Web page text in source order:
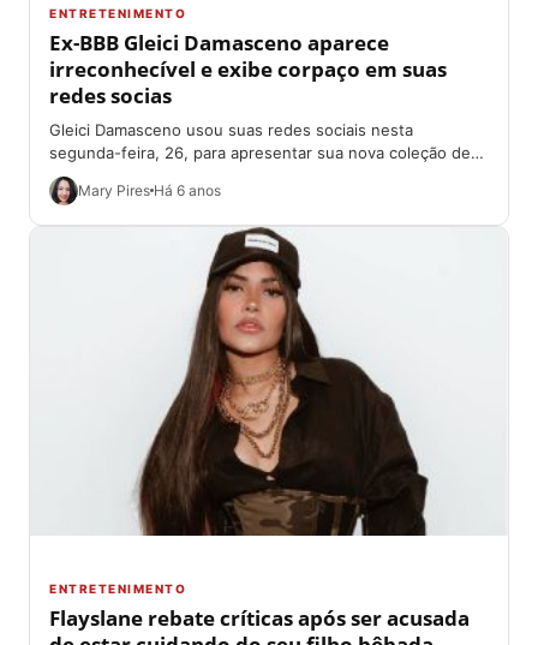
ENTRETENIMENTO
Ex-BBB Gleici Damasceno aparece
irreconhecível e exibe corpaço em suas
redes socias
Gleici Damasceno usou suas redes sociais nesta
segunda-feira, 26, para apresentar sua nova coleção de
roupas. A ex-BBB exibiu seu corpaço em...
Mary Pires Há 6 anos
ENTRETENIMENTO
Flayslane rebate críticas após ser acusada